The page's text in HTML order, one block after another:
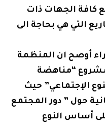
كافة الجهات ذات
التي هي بحاجة الى
أوصح ان المنظمة
“مناهضة
الإجتماعي” حيث
حول ” دور المجتمع
أساس النوع